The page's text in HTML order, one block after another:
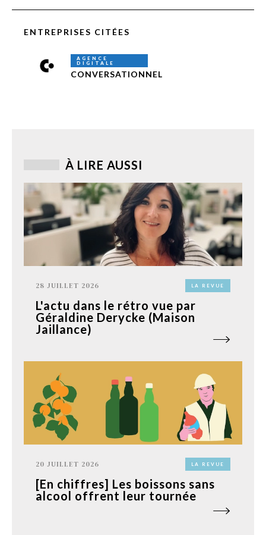
ENTREPRISES CITÉES
AGENCE
DIGITALE
CONVERSATIONNEL
À LIRE AUSSI
28 JUILLET 2026 LA REVUE
L'actu dans le rétro vue par
Géraldine Derycke (Maison
Jaillance)
20 JUILLET 2026 LA REVUE
[En chiffres] Les boissons sans
alcool offrent leur tournée